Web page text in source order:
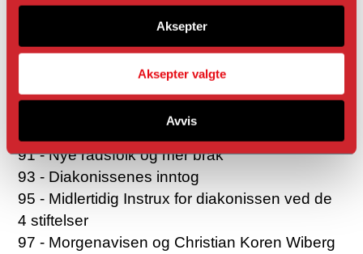
Aksepter
Aksepter valgte
Avvis
72 - En "kjendis" flytter inn i Stranges
78 - Dagliglivet i Stranges
84 - Mer krangling i Stiftelsen og Rådsfolk
flytter inn
91 - Nye rådsfolk og mer bråk
93 - Diakonissenes inntog
95 - Midlertidig Instrux for diakonissen ved de
4 stiftelser
97 - Morgenavisen og Christian Koren Wiberg